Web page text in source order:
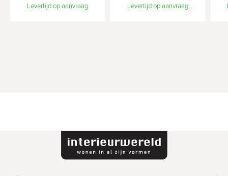
Levertijd op aanvraag Levertijd op aanvraag